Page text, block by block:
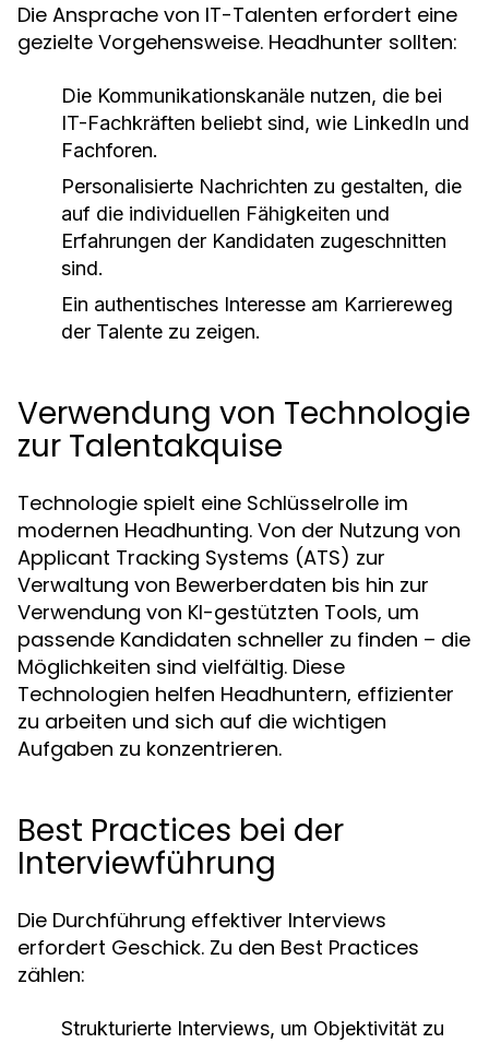
Die Ansprache von IT-Talenten erfordert eine
gezielte Vorgehensweise. Headhunter sollten:
Die Kommunikationskanäle nutzen, die bei
IT-Fachkräften beliebt sind, wie LinkedIn und
Fachforen.
Personalisierte Nachrichten zu gestalten, die
auf die individuellen Fähigkeiten und
Erfahrungen der Kandidaten zugeschnitten
sind.
Ein authentisches Interesse am Karriereweg
der Talente zu zeigen.
Verwendung von Technologie
zur Talentakquise
Technologie spielt eine Schlüsselrolle im
modernen Headhunting. Von der Nutzung von
Applicant Tracking Systems (ATS) zur
Verwaltung von Bewerberdaten bis hin zur
Verwendung von KI-gestützten Tools, um
passende Kandidaten schneller zu finden – die
Möglichkeiten sind vielfältig. Diese
Technologien helfen Headhuntern, effizienter
zu arbeiten und sich auf die wichtigen
Aufgaben zu konzentrieren.
Best Practices bei der
Interviewführung
Die Durchführung effektiver Interviews
erfordert Geschick. Zu den Best Practices
zählen:
Strukturierte Interviews, um Objektivität zu